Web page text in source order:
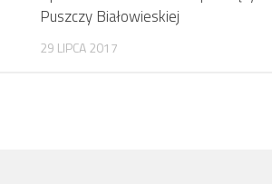
Puszczy Białowieskiej
29 LIPCA 2017